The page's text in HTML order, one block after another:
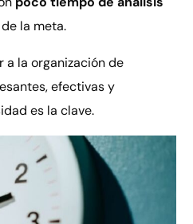
la meta.
a la organización de
efectivas y
es la clave.